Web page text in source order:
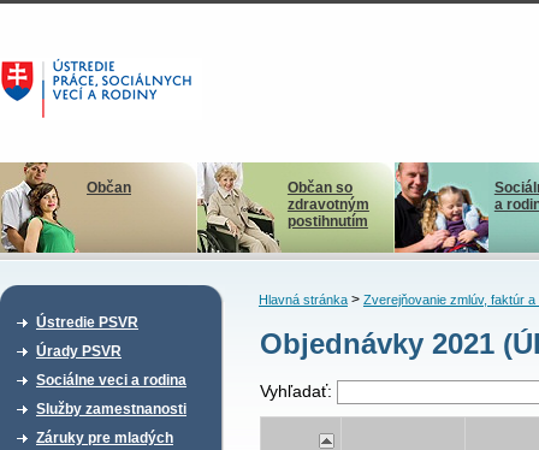
Občan
Občan so
zdravotným
postihnutím
a
Ústredie PSVR
Úrady PSVR
Sociálne veci a rodina
Služby zamestnanosti
Záruky pre mladých
Hlavná stránka> Zverejňovanie zmlúv, faktúr a
Objednávky 2021
Vyhľadať: